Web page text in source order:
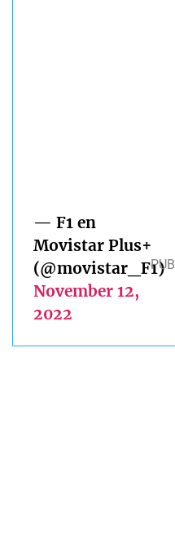
— F1 en
Movistar Plus+
(@movistar_F1)
November 12,
2022